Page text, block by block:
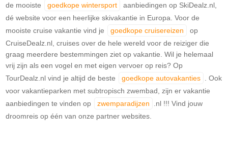
de mooiste
goedkope wintersport
aanbiedingen op SkiDealz.nl,
dé website voor een heerlijke skivakantie in Europa. Voor de
mooiste cruise vakantie vind je
goedkope cruisereizen
op
CruiseDealz.nl, cruises over de hele wereld voor de reiziger die
graag meerdere bestemmingen ziet op vakantie. Wil je helemaal
vrij zijn als een vogel en met eigen vervoer op reis? Op
TourDealz.nl vind je altijd de beste
goedkope autovakanties
. Ook
voor vakantieparken met subtropisch zwembad, zijn er vakantie
aanbiedingen te vinden op
zwemparadijzen
.nl !!! Vind jouw
droomreis op één van onze partner websites.